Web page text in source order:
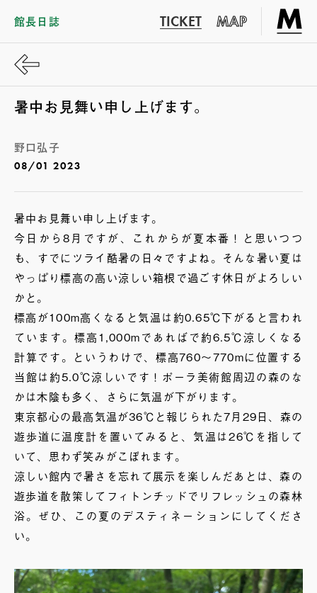
館長日誌 TICKET MAP
暑中お見舞い申し上げます。
野口弘子
08/01 2023
暑中お見舞い申し上げます。
今日から8月ですが、これからが夏本番！と思いつつ
も、すでにツライ酷暑の日々ですよね。そんな暑い夏は
やっぱり標高の高い涼しい箱根で過ごす休日がよろしい
かと。
標高が100m高くなると気温は約0.65℃下がると言われ
ています。標高1,000mであればで約6.5℃涼しくなる
計算です。というわけで、標高760〜770mに位置する
当館は約5.0℃涼しいです！ポーラ美術館周辺の森のな
かは木陰も多く、さらに気温が下がります。
東京都心の最高気温が36℃と報じられた7月29日、森の
遊歩道に温度計を置いてみると、気温は26℃を指して
いて、思わず笑みがこぼれます。
涼しい館内で暑さを忘れて展示を楽しんだあとは、森の
遊歩道を散策してフィトンチッドでリフレッシュの森林
浴。ぜひ、この夏のデスティネーションにしてくださ
い。